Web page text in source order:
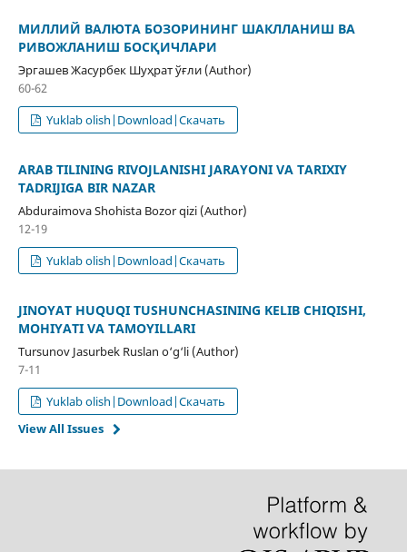
МИЛЛИЙ ВАЛЮТА БОЗОРИНИНГ ШАКЛЛАНИШ ВА
РИВОЖЛАНИШ БОСҚИЧЛАРИ
Эргашев Жасурбек Шуҳрат ўғли (Author)
60-62
Yuklab olish|Download|Скачать
ARAB TILINING RIVOJLANISHI JARAYONI VA TARIXIY
TADRIJIGA BIR NAZAR
Abduraimova Shohista Bozor qizi (Author)
12-19
Yuklab olish|Download|Скачать
JINOYAT HUQUQI TUSHUNCHASINING KELIB CHIQISHI,
MOHIYATI VA TAMOYILLARI
Tursunov Jasurbek Ruslan o‘g‘li (Author)
7-11
Yuklab olish|Download|Скачать
View All Issues